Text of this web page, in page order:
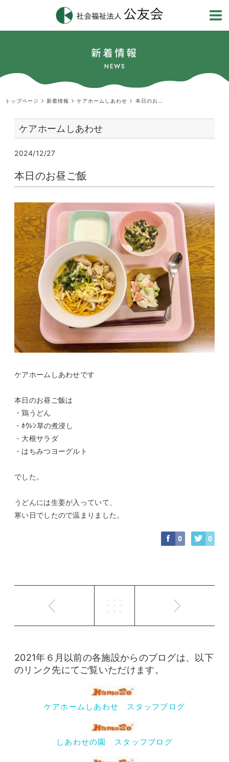
新着情報
NEWS
トップページ 新着情報 ケアホームしあわせ
ケアホームしあわせ
2024/12/27
本日のお昼ご飯
ケアホームしあわせです
本日のお昼ご飯は
・鶏うどん
・ﾎｳﾚﾝ草の煮浸し
・大根サラダ
・はちみつヨーグルト
でした。
うどんには生姜が入っていて、
寒い日でしたので温まりました。
0 0
2021年６月以前の各施設からのブログは、以下
のリンク先にてご覧いただけます。
ケアホームしあわせ スタッフブログ
しあわせの園 スタッフブログ